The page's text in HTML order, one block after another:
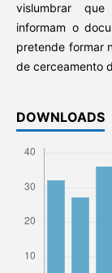
vislumbrar
informam o
pretende formar
de cerceamento
DOWNLOADS